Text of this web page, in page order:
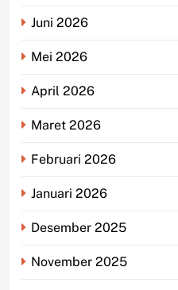
Juni 2026
Mei 2026
April 2026
Maret 2026
Februari 2026
Januari 2026
Desember 2025
November 2025